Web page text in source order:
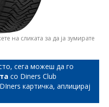
на сликата за да ја зумирате
сега можеш да го
со Diners Club
картичка, аплицирај